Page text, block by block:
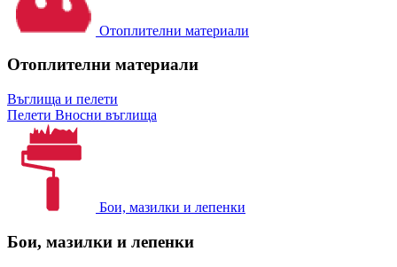
Отоплителни материали
Отоплителни материали
Въглища и пелети
Пелети Вносни въглища
Бои, мазилки и лепенки
Бои, мазилки и лепенки